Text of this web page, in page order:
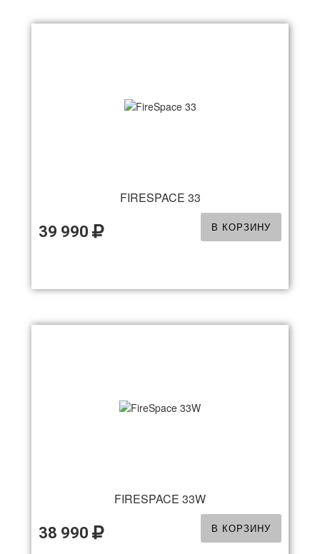
FIRESPACE 33
39 990 В КОРЗИНУ
FIRESPACE 33W
38 990 В КОРЗИНУ